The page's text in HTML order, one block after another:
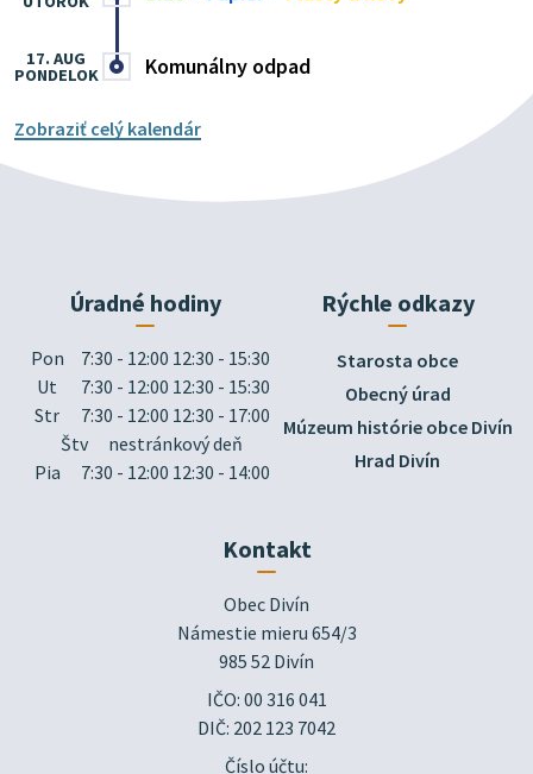
Komunálny odpad
17. AUG
PONDELOK
Zobraziť celý kalendár
Úradné hodiny
Pon
7:30 - 12:00 12:30 - 15:30
Ut
7:30 - 12:00 12:30 - 15:30
Str
7:30 - 12:00 12:30 - 17:00
Štv
nestránkový deň
Pia
7:30 - 12:00 12:30 - 14:00
Rýchle odkazy
Starosta obce
Obecný úrad
Múzeum histórie obce Divín
Hrad Divín
Kontakt
Obec Divín
Námestie mieru 654/3
985 52 Divín
IČO: 00 316 041
DIČ: 202 123 7042
Číslo účtu: